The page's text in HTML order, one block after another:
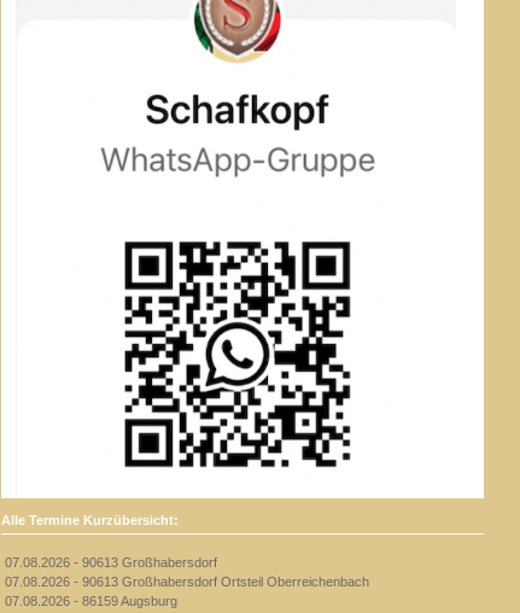
Alle Termine Kurzübersicht:
07.08.2026 - 90613 Großhabersdorf
07.08.2026 - 90613 Großhabersdorf Ortsteil Oberreichenbach
07.08.2026 - 86159 Augsburg